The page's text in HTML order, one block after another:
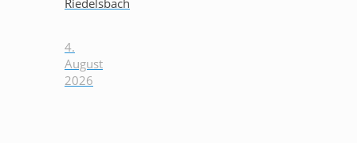
Riedelsbach
4.
August
2026